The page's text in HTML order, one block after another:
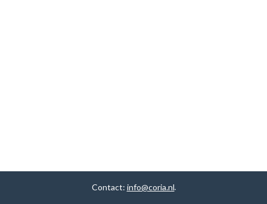
Contact: info@coria.nl.